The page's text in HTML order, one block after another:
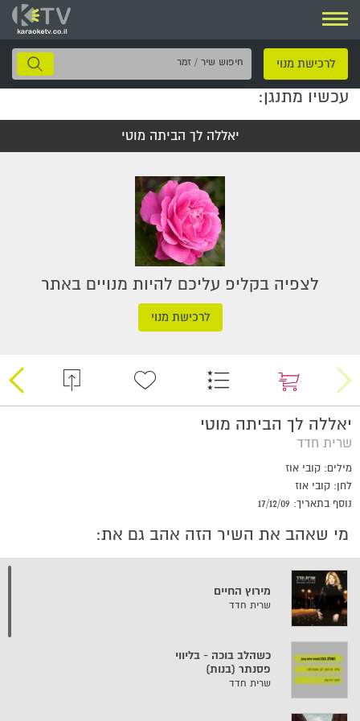
ניווט
לרכישת מנוי
חיפוש
שיר
עכשיו מתנגן:
יאללה לך הביתה מוטי
לצפיה בקליפ עליכם להיות מנויים באתר
לרכישת מנוי
יאללה לך הביתה מוטי
שרית חדד
מילים: קובי אוז
לחן: קובי אוז
נוסף בתאריך: 17/12/09
מי שאהב את השיר הזה אהב גם את:
מירוץ החיים
שרית חדד
כשהלב בוכה - בליווי
פסנתר (בנות)
שרית חדד